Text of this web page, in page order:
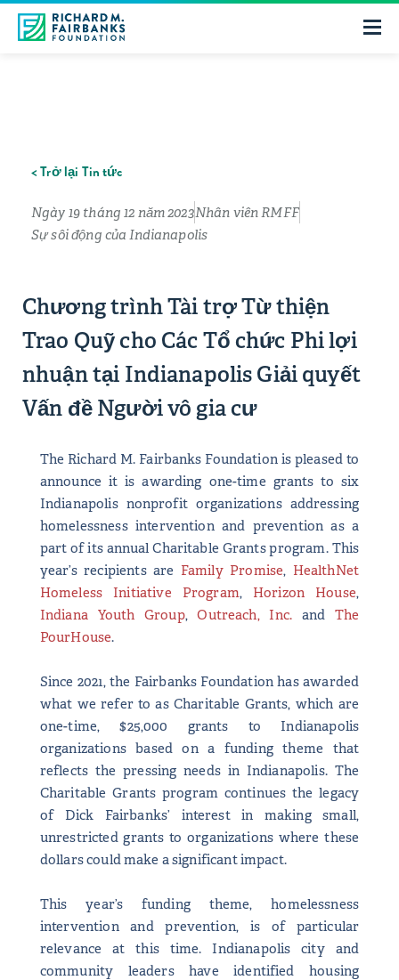
< Trở lại Tin tức
Ngày 19 tháng 12 năm 2023Nhân viên RMFF
Sự sôi động của Indianapolis
Chương trình Tài trợ Từ thiện
Trao Quỹ cho Các Tổ chức Phi lợi
nhuận tại Indianapolis Giải quyết
Vấn đề Người vô gia cư
The Richard M. Fairbanks Foundation is pleased to
announce it is awarding one-time grants to six
Indianapolis nonprofit organizations addressing
homelessness intervention and prevention as a
part of its annual Charitable Grants program. This
year’s recipients are Family Promise, HealthNet
Homeless Initiative Program, Horizon House,
Indiana Youth Group,Outreach, Inc.and The
PourHouse.
Since 2021, the Fairbanks Foundation has awarded
what we refer to as Charitable Grants, which are
one-time, $25,000 grants to Indianapolis
organizations based on a funding theme that
reflects the pressing needs in Indianapolis. The
Charitable Grants program continues the legacy
of Dick Fairbanks’ interest in making small,
unrestricted grants to organizations where these
dollars could make a significant impact.
This year’s funding theme, homelessness
intervention and prevention, is of particular
relevance at this time. Indianapolis city and
community leaders have identified housing